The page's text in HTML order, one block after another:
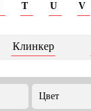
T U V
Клинкер
Цвет